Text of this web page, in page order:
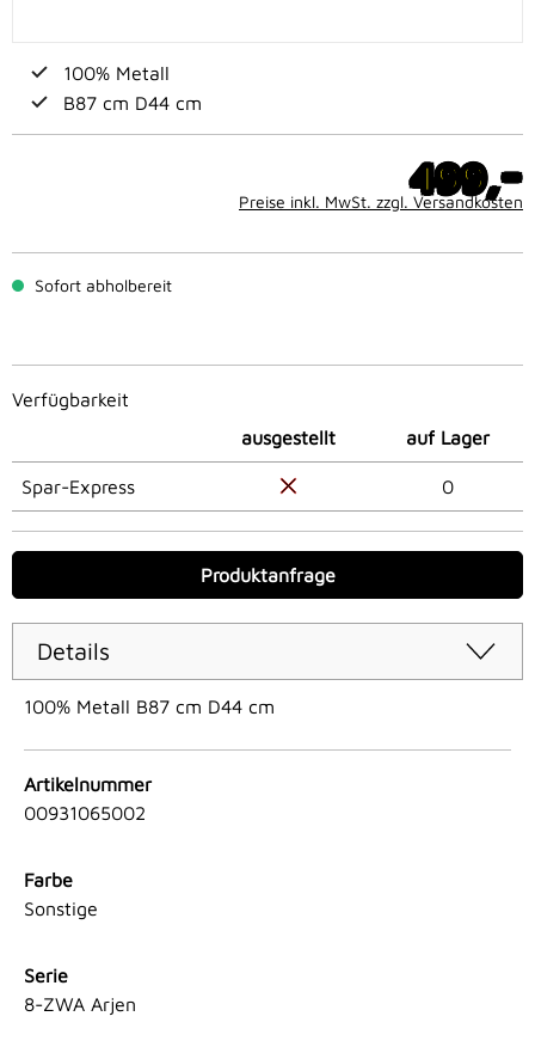
100% Metall
B87 cm D44 cm
499,-
Preise inkl. MwSt. zzgl. Versandkosten
Sofort abholbereit
Verfügbarkeit
ausgestellt
auf Lager
Spar-Express 0
Produktanfrage
Details
100% Metall B87 cm D44 cm
Artikelnummer
00931065002
Farbe
Sonstige
Serie
8-ZWA Arjen